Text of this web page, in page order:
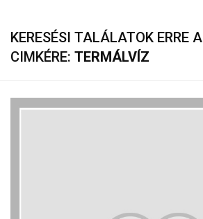
KERESÉSI TALÁLATOK ERRE A
CIMKÉRE: TERMÁLVÍZ